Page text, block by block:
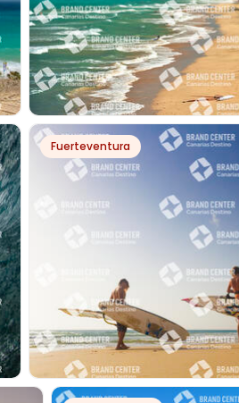
PLAYA DE LA BARCA, EN JANDÍA
Fuerteventura